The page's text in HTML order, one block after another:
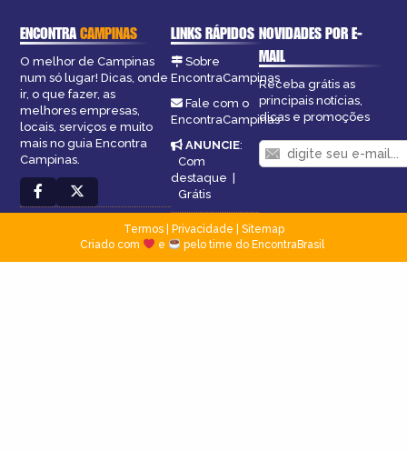
ENCONTRACAMPINAS
O melhor de Campinas
num só lugar! Dicas, onde
ir, o que fazer, as
melhores empresas,
locais, serviços e muito
mais no guia Encontra
Campinas.
LINKS RÁPIDOS
Sobre
EncontraCampinas
Fale com o
EncontraCampinas
ANUNCIE:
Com
destaque |
Grátis
NOVIDADES POR E-
MAIL
Receba grátis as
principais notícias,
dicas e promoções
Termos| Privacidade
Sitemap
Criado com
e pelo time do EncontraBrasil